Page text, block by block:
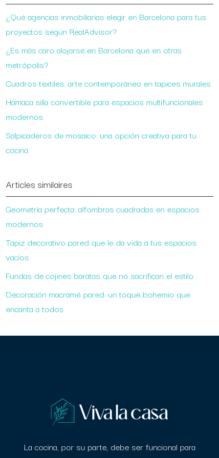
¿Qué agencias inmobiliarias elegir en Barcelona para tus
proyectos según RealAdvisor?
¿Es más caro alojarse en Barcelona que en otras
metrópolis?
Cuadros textiles: arte contemporáneo en tapices murales
Hamaca silla convertible para espacios multifuncionales
modernos
Salpicaderos de mosaico: una opción creativa para tu
cocina
Articles similaires
Geometría perfecta: alfombras cuadradas en espacios
modernos
Tapiz decorativo pared que le da vida a tus espacios
vacíos
Fundas de cojines baratas que no sacrifican el estilo
Decoración macramé pared: un toque bohemio que
encanta a todos
La cocina, por su parte, debe ser funcional para